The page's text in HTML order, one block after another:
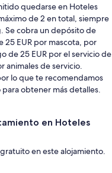
quedarse en Hoteles
de 2 en total, siempre
Se cobra un depósito de
25 EUR por mascota, por
de 25 EUR por el servicio de
animales de servicio.
lo que te recomendamos
obtener más detalles.
en Hoteles
en este alojamiento.